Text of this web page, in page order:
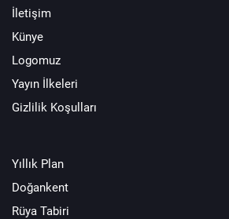
İletişim
Künye
Logomuz
Yayın İlkeleri
Gizlilik Koşulları
Yıllık Plan
Doğankent
Rüya Tabiri